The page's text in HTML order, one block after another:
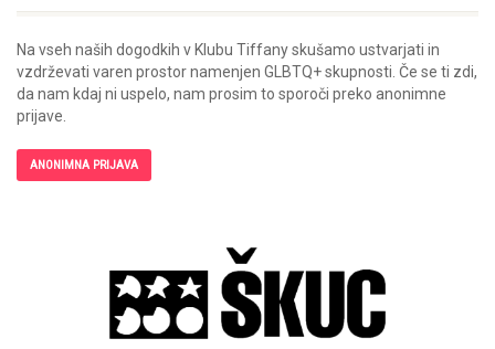
Na vseh naših dogodkih v Klubu Tiffany skušamo ustvarjati in
vzdrževati varen prostor namenjen GLBTQ+ skupnosti. Če se ti zdi,
da nam kdaj ni uspelo, nam prosim to sporoči preko anonimne
prijave.
ANONIMNA PRIJAVA